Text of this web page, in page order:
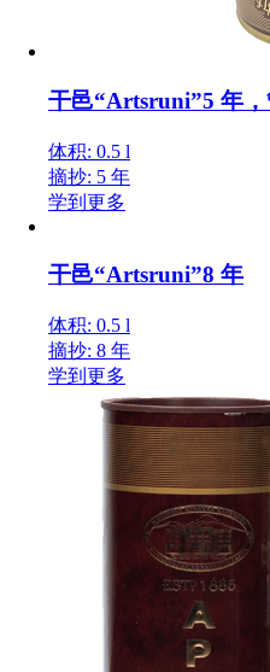
干邑“Artsruni”5 年
体积: 0.5 l
摘抄: 5 年
学到更多
干邑“Artsruni”8 年
体积: 0.5 l
摘抄: 8 年
学到更多